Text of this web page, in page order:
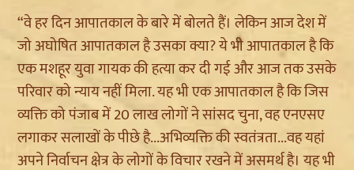
“वे हर दिन आपातकाल के बारे में बोलते हैं। लेकिन आज देश में
जो अघोषित आपातकाल है उसका क्या? ये भी आपातकाल है कि
एक मशहूर युवा गायक की हत्या कर दी गई और आज तक उसके
परिवार को न्याय नहीं मिला. यह भी एक आपातकाल है कि जिस
व्यक्ति को पंजाब में 20 लाख लोगों ने सांसद चुना, वह एनएसए
लगाकर सलाखों के पीछे है...अभिव्यक्ति की स्वतंत्रता...वह यहां
अपने निर्वाचन क्षेत्र के लोगों के विचार रखने में असमर्थ है। यह भी